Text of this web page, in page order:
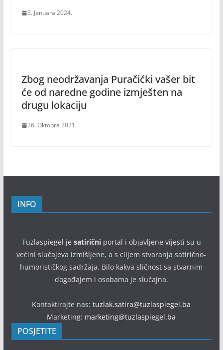
3. Januara 2024.
Zbog neodržavanja Puračićki vašer bit
će od naredne godine izmješten na
drugu lokaciju
26. Oktobra 2021.
INFO
Tuzlaspiegel je satiričniportal i objavljene vijesti su u
većini slučajeva izmišljene, a s ciljem stvaranja satirično-
humorističkog sadržaja. Bilo kakva sličnost sa stvarnim
događajem i osobama je slučajna.
Kontaktirajte nas:tuzlak.satira@tuzlaspiegel.ba
Marketing: marketing@tuzlaspiegel.ba
POSJETITE